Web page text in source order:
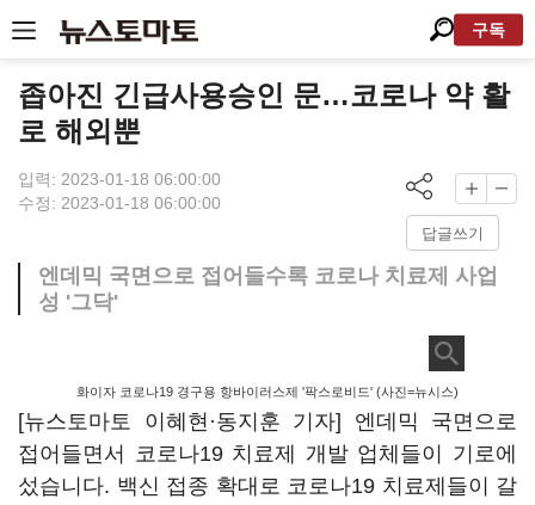
구독
좁아진 긴급사용승인 문…코로나 약 활
로 해외뿐
입력: 2023-01-18 06:00:00
수정: 2023-01-18 06:00:00
답글쓰기
엔데믹 국면으로 접어들수록 코로나 치료제 사업
성 '그닥'
화이자 코로나19 경구용 항바이러스제 '팍스로비드' (사진=뉴시스)
[뉴스토마토 이혜현 ·동지훈 기자] 엔데믹 국면으로
접어들면서 코로나19 치료제 개발 업체들이 기로에
섰습니다. 백신 접종 확대로 코로나19 치료제들이 갈